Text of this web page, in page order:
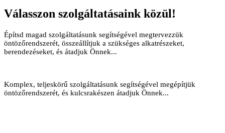
Válasszon szolgáltatásaink közül!
Építsd magad szolgáltatásunk segítségével megtervezzük
öntözőrendszerét, összeállítjuk a szükséges alkatrészeket,
berendezéseket, és átadjuk Önnek...
Komplex, teljeskörű szolgáltatásunk segítségével megépítjük
öntözőrendszerét, és kulcsrakészen átadjuk Önnek...